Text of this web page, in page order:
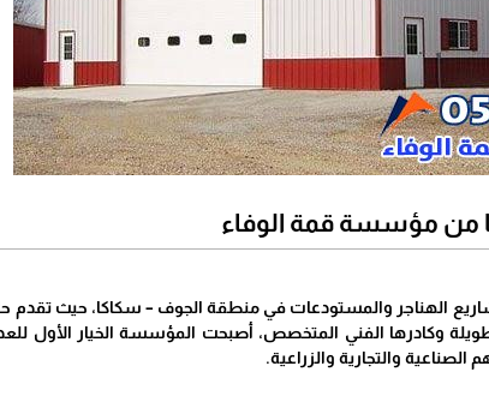
من مؤسسة قمة الوفاء
الهناجر والمستودعات في منطقة الجوف – سكاكا، حيث تقدم
وكادرها الفني المتخصص، أصبحت المؤسسة الخيار الأول
والتجارية والزراعية.